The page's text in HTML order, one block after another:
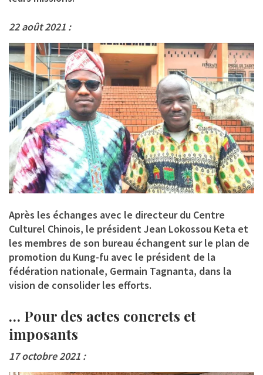
22 août 2021 :
Après les échanges avec le directeur du Centre
Culturel Chinois, le président Jean Lokossou Keta et
les membres de son bureau échangent sur le plan de
promotion du Kung-fu avec le président de la
fédération nationale, Germain Tagnanta, dans la
vision de consolider les efforts.
… Pour des actes concrets et
imposants
17 octobre 2021 :